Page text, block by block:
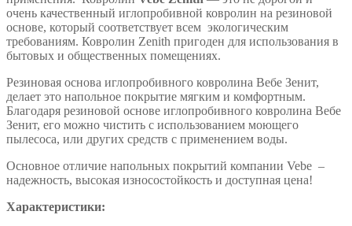
очень качественный иглопробивной ковролин на резиновой
основе, который соответствует всем экологическим
требованиям. Ковролин Zenith пригоден для использования в
бытовых и общественных помещениях.
Резиновая основа иглопробивного ковролина Вебе Зенит,
делает это напольное покрытие мягким и комфортным.
Благодаря резиновой основе иглопробивного ковролина Вебе
Зенит, его можно чистить с использованием моющего
пылесоса, или других средств с применением воды.
Основное отличие напольных покрытий компании Vebe –
надежность, высокая износостойкость и доступная цена!
Характеристики: